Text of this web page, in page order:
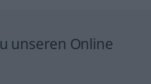
unseren Online